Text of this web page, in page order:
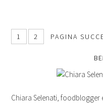
1 2 PAGINA
Chiara Selenati, foodblogger